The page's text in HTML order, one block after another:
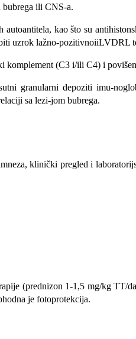
bubrega ili CNS-a.
kao što su
uzrok lažno-pozitivnoiiLVDRL
komplement (C3 i/ili C4) i
granularni depoziti imu-
sa lezi-jom bubrega.
klinički pregled i
(prednizon 1-1,5 mg/kg TT/
je fotoprotekcija.